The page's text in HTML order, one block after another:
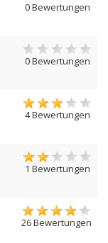
0 Bewertungen
0 Bewertungen
4 Bewertungen
1 Bewertungen
26 Bewertungen